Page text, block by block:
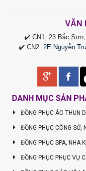
VĂN
✔️ CN1: 23 Bắc Sơn,
✔️ CN2: 2E Nguyễn
DANH MỤC SẢN
ĐỒNG PHỤC ÁO THUN
ĐỒNG PHỤC CÔNG SỞ,
ĐỒNG PHỤC SPA, NHA
ĐỒNG PHỤC PHỤC VỤ